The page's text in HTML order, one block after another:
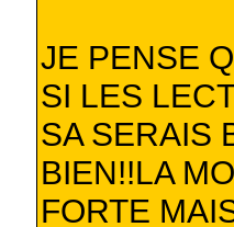
JE PENSE
SI LES
SA SERAIS
BIEN!!LA
FORTE